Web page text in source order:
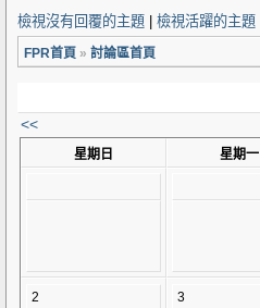
檢視沒有回覆的主題 檢視活躍的主題
FPR首頁 » 討論區首頁
<<
星期日 星期一
2 3